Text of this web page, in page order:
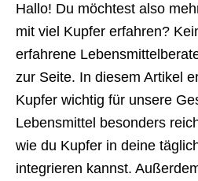
Hallo! Du möchtest also
mit viel Kupfer erfahren?
erfahrene
zur Seite. In diesem Artikel
Kupfer wichtig für unsere
Lebensmittel besonders
wie du Kupfer in deine
integrieren kannst.